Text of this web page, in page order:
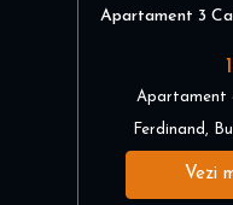
Apartament 3
Apartament
Ferdinand,
Vezi